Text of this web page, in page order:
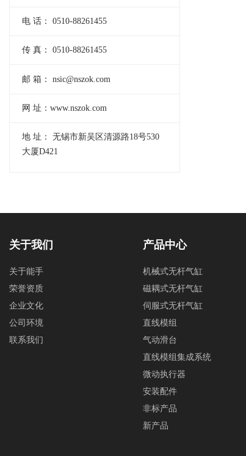
电 话： 0510-88261455
传 真： 0510-88261455
邮 箱： nsic@nszok.com
网 址：www.nszok.com
地 址： 无锡市新吴区清源路18号530
大厦D421
关于我们
关于能手
荣誉资质
企业文化
公司环境
联系我们
产品中心
机械式无杆气缸
磁耦式无杆气缸
伺服式无杆气缸
直线模组
气动滑台
直线模组集成系统
微动执行器
安装配件
非标产品
新产品